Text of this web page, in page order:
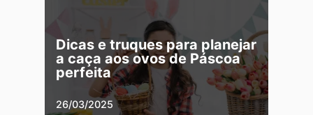
Dicas e truques para planejar
a caça aos ovos de Páscoa
perfeita
26/03/2025